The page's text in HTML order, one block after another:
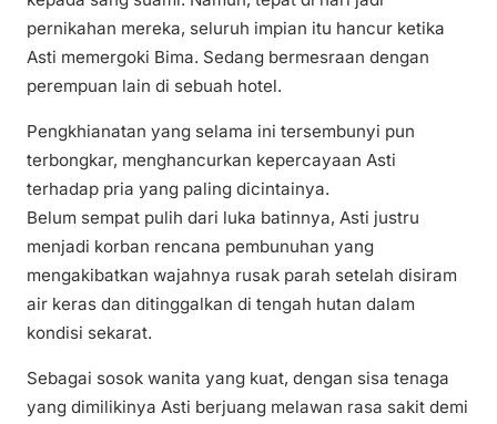
pernikahan mereka, seluruh impian itu hancur ketika
Asti memergoki Bima. Sedang bermesraan dengan
perempuan lain di sebuah hotel.
Pengkhianatan yang selama ini tersembunyi pun
terbongkar, menghancurkan kepercayaan Asti
terhadap pria yang paling dicintainya.
Belum sempat pulih dari luka batinnya, Asti justru
menjadi korban rencana pembunuhan yang
mengakibatkan wajahnya rusak parah setelah disiram
air keras dan ditinggalkan di tengah hutan dalam
kondisi sekarat.
Sebagai sosok wanita yang kuat, dengan sisa tenaga
yang dimilikinya Asti berjuang melawan rasa sakit demi